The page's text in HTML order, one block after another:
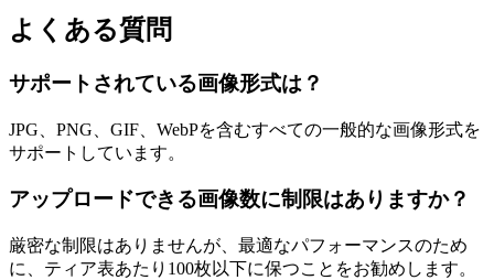
よくある質問
サポートされている画像形式は？
JPG、PNG、GIF、WebPを含むすべての一般的な画像形式を
サポートしています。
アップロードできる画像数に制限はありますか？
厳密な制限はありませんが、最適なパフォーマンスのため
に、ティア表あたり100枚以下に保つことをお勧めします。